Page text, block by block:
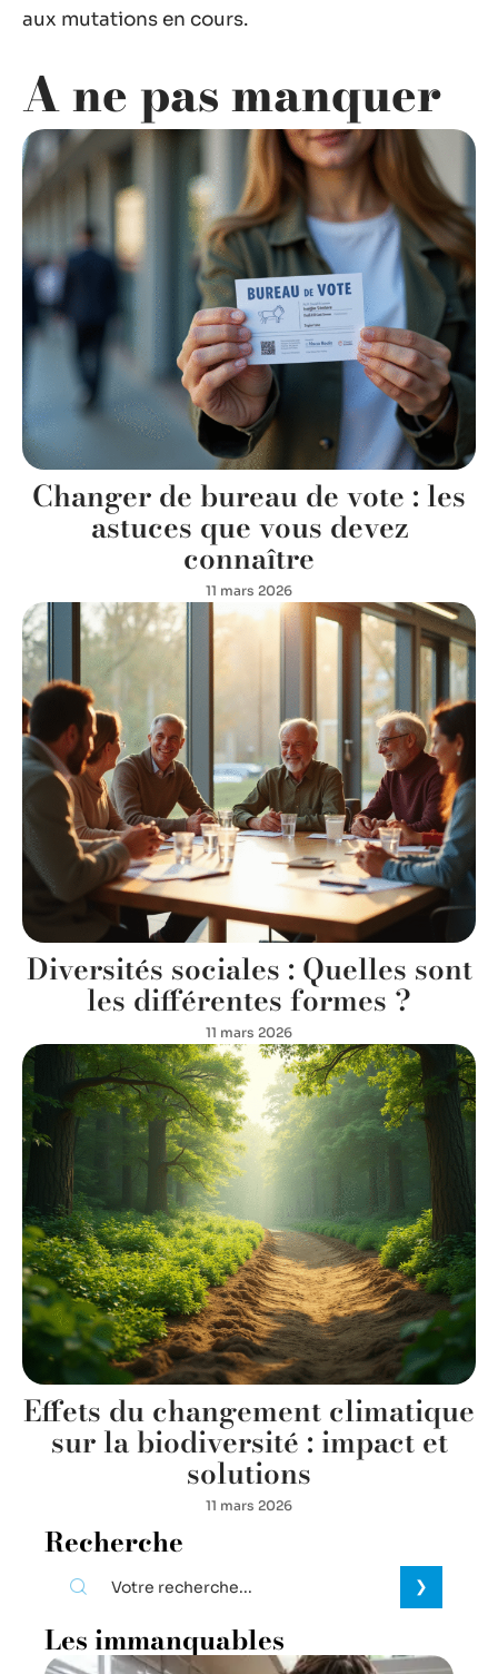
aux mutations en cours.
A ne pas manquer
Changer de bureau de vote : les
astuces que vous devez
connaître
11 mars 2026
Diversités sociales : Quelles sont
les différentes formes ?
11 mars 2026
Effets du changement climatique
sur la biodiversité : impact et
solutions
11 mars 2026
Recherche
Les immanquables